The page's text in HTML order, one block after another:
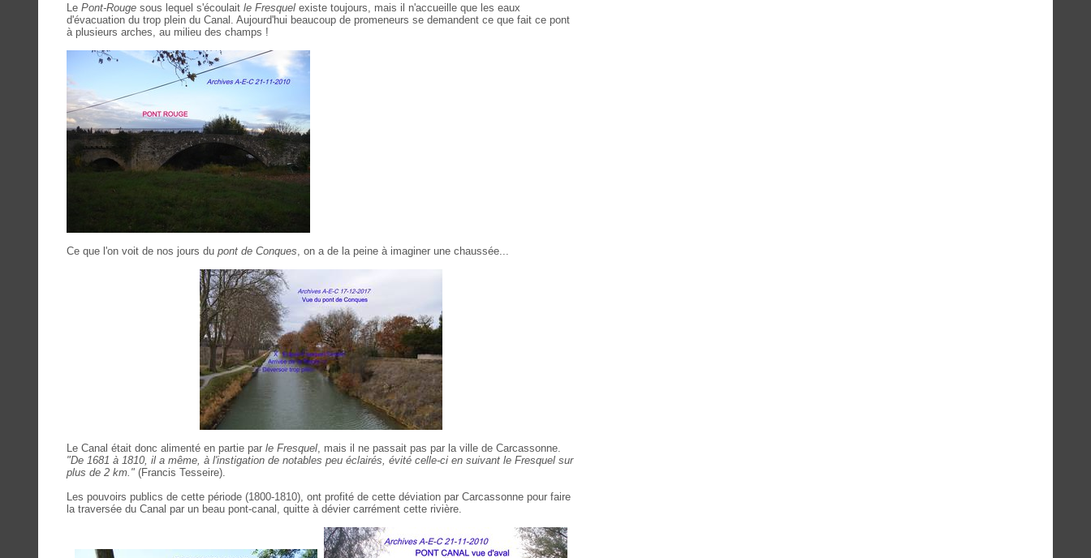
Le Pont-Rouge sous lequel s'écoulait le Fresquel existe toujours, mais il n'accueille que les eaux
d'évacuation du trop plein du Canal. Aujourd'hui beaucoup de promeneurs se demandent ce que fait ce pont
à plusieurs arches, au milieu des champs !
Ce que l'on voit de nos jours du pont de Conques , on a de la peine à imaginer une chaussée...
Le Canal était donc alimenté en partie par le Fresquel , mais il ne passait pas par la ville de Carcassonne.
"De 1681 à 1810, il a même, à l'instigation de notables peu éclairés, évité celle-ci en suivant le Fresquel sur
plus de 2 km." (Francis Tesseire).
Les pouvoirs publics de cette période (1800-1810), ont profité de cette déviation par Carcassonne pour faire
la traversée du Canal par un beau pont-canal, quitte à dévier carrément cette rivière.